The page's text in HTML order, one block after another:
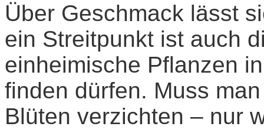
Über Geschmack lässt
ein Streitpunkt ist auch
einheimische Pflanzen
finden dürfen. Muss
Blüten verzichten – nur